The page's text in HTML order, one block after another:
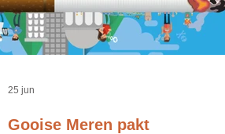
Gooise Meren pakt
25 jun